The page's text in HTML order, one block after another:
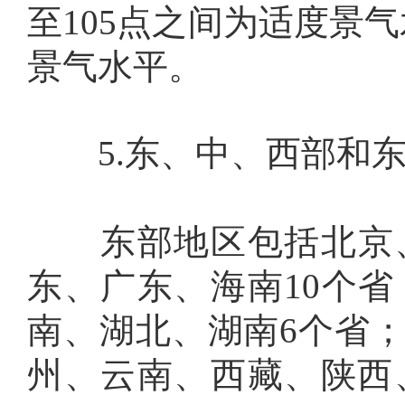
至105点之间为适度景
景气水平。
5.东、中、西部和
东部地区包括北京
东、广东、海南10个省
南、湖北、湖南6个省
州、云南、西藏、陕